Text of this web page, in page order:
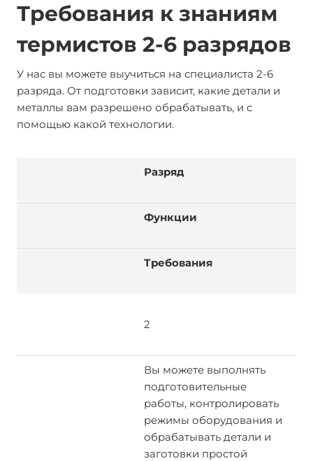
Требования к знаниям
термистов 2-6 разрядов
У нас вы можете выучиться на специалиста 2-6
разряда. От подготовки зависит, какие детали и
металлы вам разрешено обрабатывать, и с
помощью какой технологии.
Разряд
Функции
Требования
2
Вы можете выполнять
подготовительные
работы, контролировать
режимы оборудования и
обрабатывать детали и
заготовки простой